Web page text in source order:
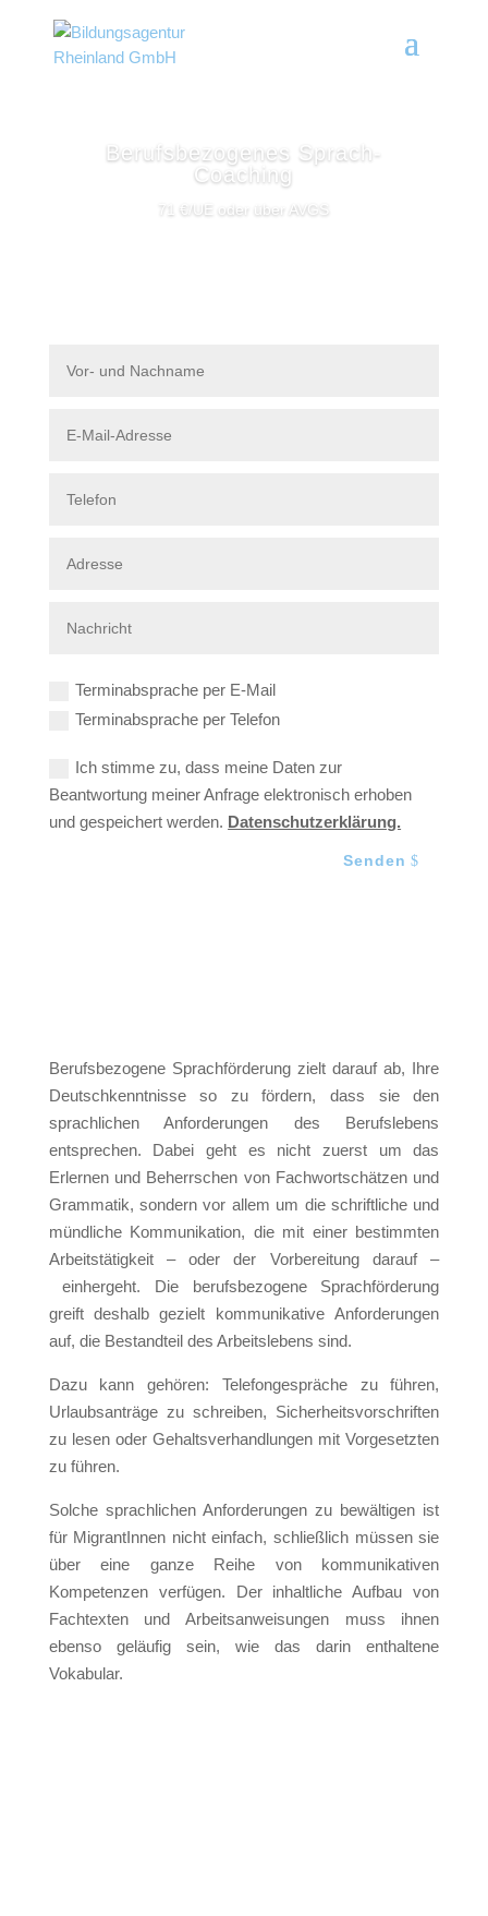
Berufsbezogenes Sprach-
Coaching
71 €/UE oder über AVGS
Terminabsprache per E-Mail
Terminabsprache per Telefon
Ich stimme zu, dass meine Daten zur
Beantwortung meiner Anfrage elektronisch erhoben
und gespeichert werden. Datenschutzerklärung.
Senden
Berufsbezogene Sprachförderung zielt darauf ab, Ihre
Deutschkenntnisse so zu fördern, dass sie den
sprachlichen Anforderungen des Berufslebens
entsprechen. Dabei geht es nicht zuerst um das
Erlernen und Beherrschen von Fachwortschätzen und
Grammatik, sondern vor allem um die schriftliche und
mündliche Kommunikation, die mit einer bestimmten
Arbeitstätigkeit – oder der Vorbereitung darauf –
einhergeht. Die berufsbezogene Sprachförderung
greift deshalb gezielt kommunikative Anforderungen
auf, die Bestandteil des Arbeitslebens sind.
Dazu kann gehören: Telefongespräche zu führen,
Urlaubsanträge zu schreiben, Sicherheitsvorschriften
zu lesen oder Gehaltsverhandlungen mit Vorgesetzten
zu führen.
Solche sprachlichen Anforderungen zu bewältigen ist
für MigrantInnen nicht einfach, schließlich müssen sie
über eine ganze Reihe von kommunikativen
Kompetenzen verfügen. Der inhaltliche Aufbau von
Fachtexten und Arbeitsanweisungen muss ihnen
ebenso geläufig sein, wie das darin enthaltene
Vokabular.